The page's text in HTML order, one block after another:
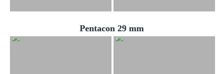
Pentacon 29 mm